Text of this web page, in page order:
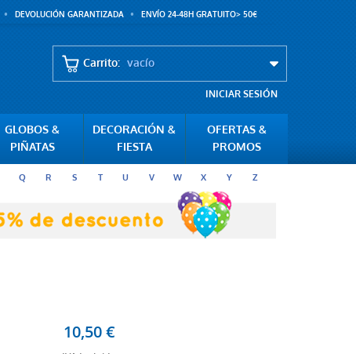
DEVOLUCIÓN GARANTIZADA ENVÍO 24-48H GRATUITO> 50€
Carrito: vacío
INICIAR SESIÓN
GLOBOS &
PIÑATAS
DECORACIÓN &
FIESTA
OFERTAS &
PROMOS
Q R S T U V W X Y Z
10,50 €